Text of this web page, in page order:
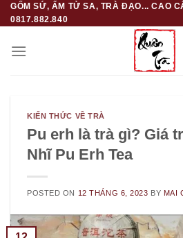
Skip
to
GỐM SỨ, ẤM TỬ SA, TRÀ ĐẠO... CAO
0817.882.840
KIẾN THỨC VỀ TRÀ
Pu erh là trà gì? Giá
Nhĩ Pu Erh Tea
POSTED ON 12 THÁNG 6, 2023 BY MAI